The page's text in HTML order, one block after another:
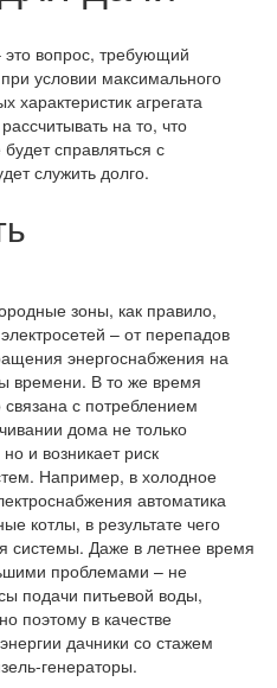
это вопрос, требующий
условии максимального
характеристик агрегата
на то, что
справляться с
служить долго.
зоны, как правило,
– от перепадов
энергоснабжения на
времени. В то же время
с потреблением
дома не только
и возникает риск
Например, в холодное
автоматика
котлы, в результате чего
системы. Даже в летнее время
проблемами – не
подачи питьевой воды,
поэтому в качестве
дачники со стажем
генераторы.